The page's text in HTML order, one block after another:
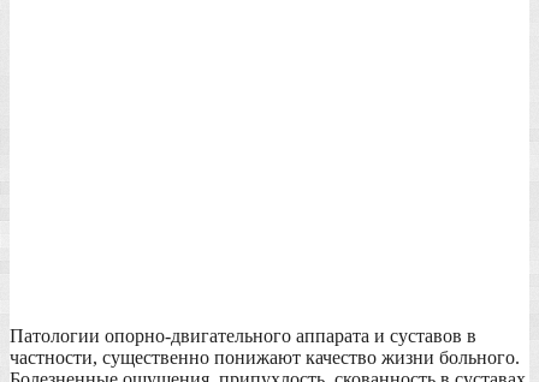
Патологии опорно-двигательного аппарата и суставов в
частности, существенно понижают качество жизни больного.